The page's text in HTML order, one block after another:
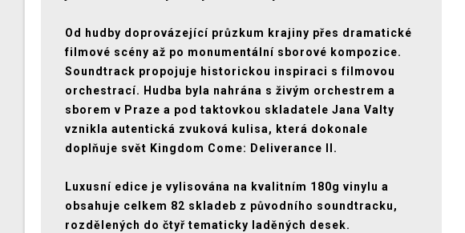
Od hudby doprovázející průzkum krajiny přes dramatické
filmové scény až po monumentální sborové kompozice.
Soundtrack propojuje historickou inspiraci s filmovou
orchestrací. Hudba byla nahrána s živým orchestrem a
sborem v Praze a pod taktovkou skladatele Jana Valty
vznikla autentická zvuková kulisa, která dokonale
doplňuje svět Kingdom Come: Deliverance II.
Luxusní edice je vylisována na kvalitním 180g vinylu a
obsahuje celkem 82 skladeb z původního soundtracku,
rozdělených do čtyř tematicky laděných desek.